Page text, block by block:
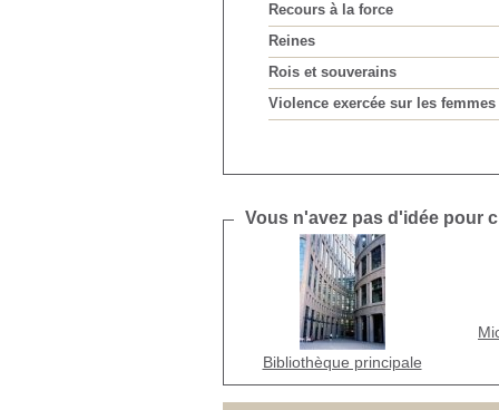
Recours à la force
Reines
Rois et souverains
Violence exercée sur les femmes
Vous n'avez pas d'idée pour
Bibliothèque principale